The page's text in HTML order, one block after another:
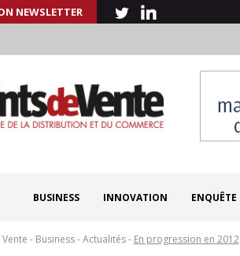
NEWSLETTER
BUSINESS INNOVATION ENQUÊTE
- Business-Actualités- En progression en 2012